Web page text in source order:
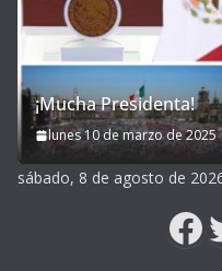
¡Mucha Presidenta!
lunes 10 de marzo de 2025
sábado, 8 de agosto de